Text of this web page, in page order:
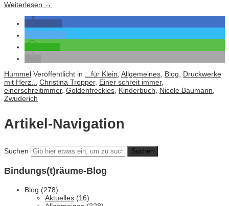
Weiterlesen →
Hummel Veröffentlicht in ...für Klein, Allgemeines, Blog, Druckwerke
mit Herz... Christina Tropper, Einer schreit immer,
einerschreitimmer, Goldenfreckles, Kinderbuch, Nicole Baumann,
Zwuderich
Artikel-Navigation
Suchen
Bindungs(t)räume-Blog
Blog (278)
Aktuelles (16)